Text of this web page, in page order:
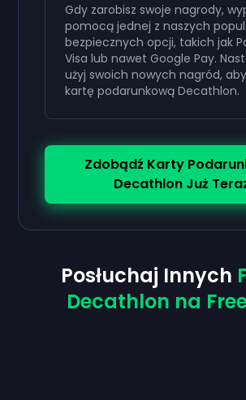
Gdy zarobisz swoje nagrody,
pomocą jednej z naszych
bezpiecznych opcji, takich jak
Visa lub nawet Google Pay.
użyj swoich nowych nagród,
kartę podarunkową Decathlon.
Zdobądź Karty
Decathlon Już
Posłuchaj Innych
Decathlon na